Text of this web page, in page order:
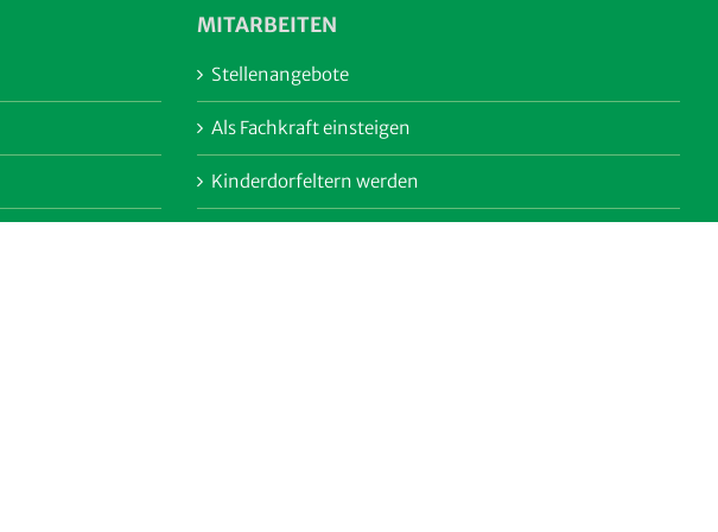
MITARBEITEN
Stellenangebote
Als Fachkraft einsteigen
Kinderdorfeltern werden